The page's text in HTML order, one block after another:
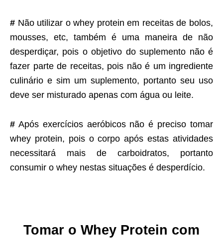
# Não utilizar o whey protein em receitas de bolos,
mousses, etc, também é uma maneira de não
desperdiçar, pois o objetivo do suplemento não é
fazer parte de receitas, pois não é um ingrediente
culinário e sim um suplemento, portanto seu uso
deve ser misturado apenas com água ou leite.
# Após exercícios aeróbicos não é preciso tomar
whey protein, pois o corpo após estas atividades
necessitará mais de carboidratos, portanto
consumir o whey nestas situações é desperdício.
Tomar o Whey Protein com